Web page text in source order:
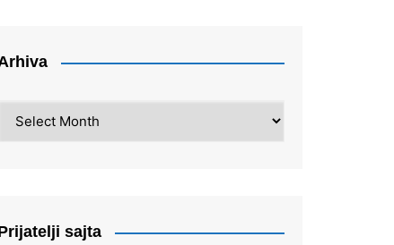
sajta